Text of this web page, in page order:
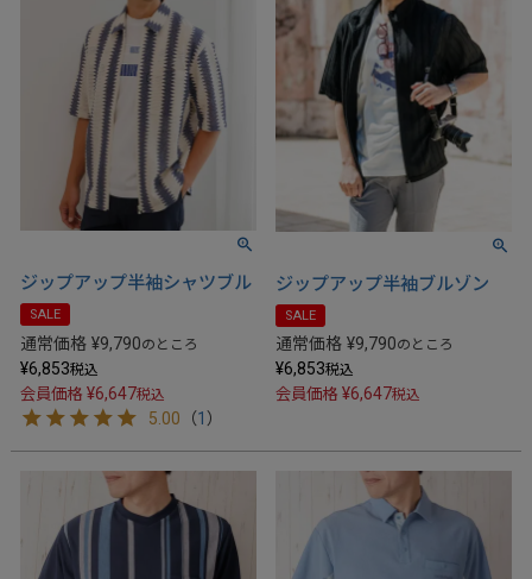
ジップアップ半袖シャツブル
SALE
通常価格 ¥9,790のところ
¥6,853税込
会員価格 ¥6,647税込
5.00 （1 ）
ジップアップ半袖ブルゾン
SALE
通常価格 ¥9,790のところ
¥6,853税込
会員価格 ¥6,647税込